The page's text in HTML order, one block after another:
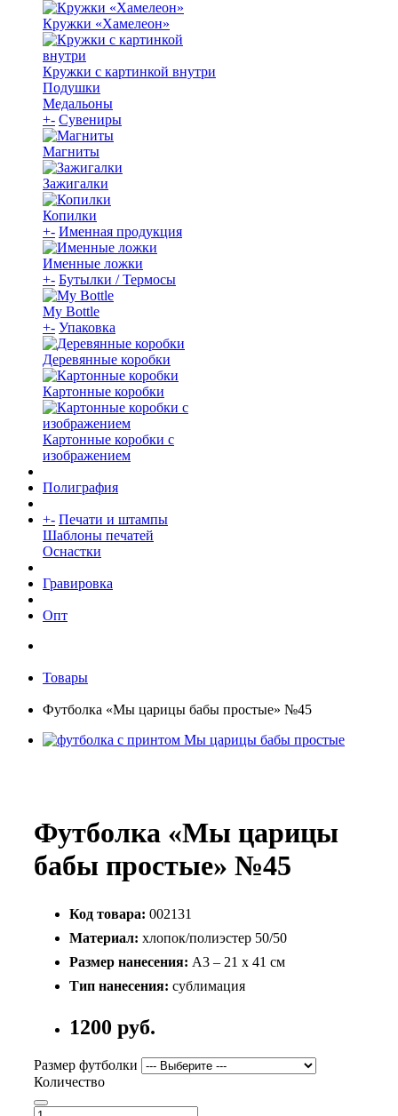
Кружки «Хамелеон»
Кружки с картинкой внутри
Подушки
Медальоны
+- Сувениры
Магниты
Зажигалки
Копилки
+- Именная продукция
Именные ложки
+- Бутылки / Термосы
My Bottle
+- Упаковка
Деревянные коробки
Картонные коробки
Картонные коробки с
изображением
Полиграфия
+- Печати и штампы
Шаблоны печатей
Оснастки
Гравировка
Опт
Товары
Футболка «Мы царицы бабы простые» №45
Футболка «Мы царицы
бабы простые» №45
Код товара: 002131
Материал: хлопок/полиэстер 50/50
Размер нанесения: А3 – 21 х 41 см
Тип нанесения: сублимация
1200 руб.
Размер футболки
Количество